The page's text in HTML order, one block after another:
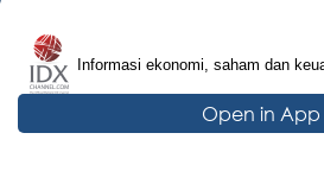
Informasi ekonomi, saham dan
Open in App
© 2026 IDX Channel. All